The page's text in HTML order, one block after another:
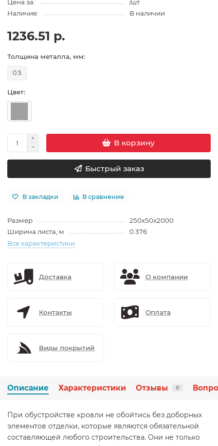
Цена за:
/шт
Наличие:
В наличии
1236.51 р.
Толщина металла, мм:
0.5
Цвет:
В корзину
Быстрый заказ
В закладки В сравнение
Размер
250х50х2000
Ширина листа, м
0.376
Все характеристики
Доставка О компании
Контакты Оплата
Виды покрытий
Описание Характеристики Отзывы 0
При обустройстве кровли не обойтись без доборных
элементов отделки, которые являются обязательной
составляющей любого строительства. Они не только